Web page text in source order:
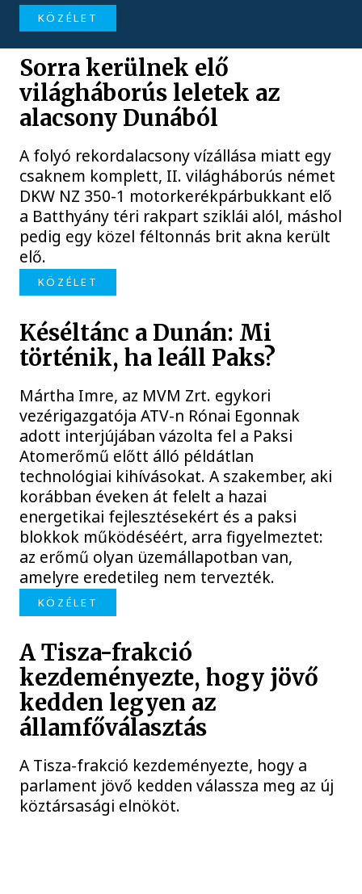
KÖZÉLET
Sorra kerülnek elő
világháborús leletek az
alacsony Dunából
A folyó rekordalacsony vízállása miatt egy
csaknem komplett, II. világháborús német
DKW NZ 350-1 motorkerékpárbukkant elő
a Batthyány téri rakpart sziklái alól, máshol
pedig egy közel féltonnás brit akna került
elő.
KÖZÉLET
Késéltánc a Dunán: Mi
történik, ha leáll Paks?
Mártha Imre, az MVM Zrt. egykori
vezérigazgatója ATV-n Rónai Egonnak
adott interjújában vázolta fel a Paksi
Atomerőmű előtt álló példátlan
technológiai kihívásokat. A szakember, aki
korábban éveken át felelt a hazai
energetikai fejlesztésekért és a paksi
blokkok működéséért, arra figyelmeztet:
az erőmű olyan üzemállapotban van,
amelyre eredetileg nem tervezték.
KÖZÉLET
A Tisza-frakció
kezdeményezte, hogy jövő
kedden legyen az
államfőválasztás
A Tisza-frakció kezdeményezte, hogy a
parlament jövő kedden válassza meg az új
köztársasági elnököt.